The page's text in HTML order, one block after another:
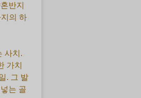
반지
의 하
사치.
가치
. 그 발
는 골